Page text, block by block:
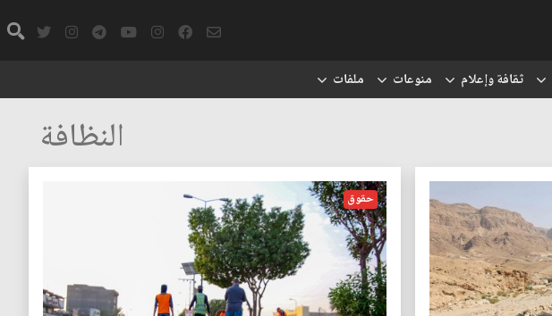
ثقافة وإعلام منوعات ملفات
النظافة
حقوق